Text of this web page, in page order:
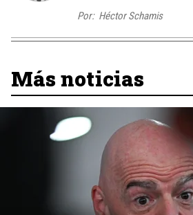
Por: Héctor Schamis
Más noticias